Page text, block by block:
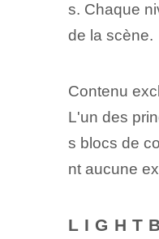
s. Chaque
de la scène.
Contenu
L'un des
s blocs de
nt aucune